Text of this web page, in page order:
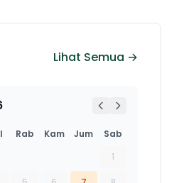
Lihat Semua →
Rab Kam Jum
Sab
1